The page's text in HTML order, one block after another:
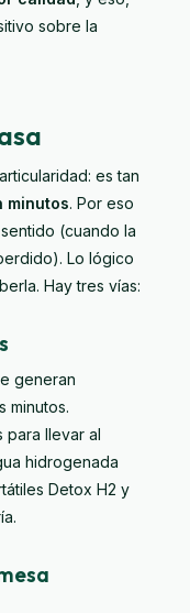
sobre la
es tan
minutos. Por eso
(cuando la
Lo lógico
Hay tres vías:
generan
minutos.
para llevar al
hidrogenada
Detox H2 y